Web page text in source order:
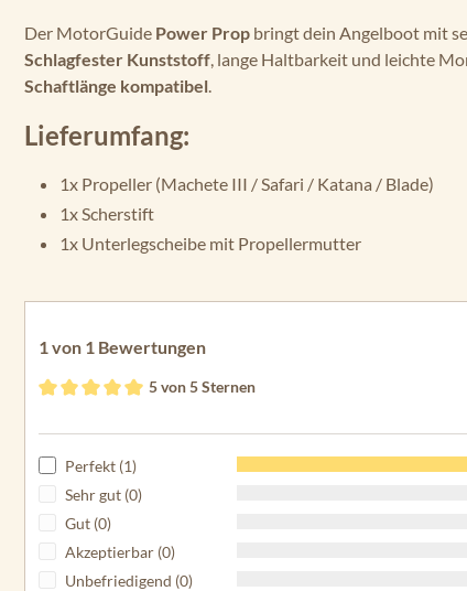
Der MotorGuide Power Prop bringt dein Angelboot mit
Schlagfester Kunststoff, lange Haltbarkeit und leichte
Schaftlänge kompatibel.
Lieferumfang:
1x Propeller (Machete III / Safari / Katana / Blade)
1x Scherstift
1x Unterlegscheibe mit Propellermutter
1 von 1 Bewertungen
5 von 5 Sternen
Perfekt (1)
Sehr gut (0)
Gut (0)
Akzeptierbar (0)
Unbefriedigend (0)